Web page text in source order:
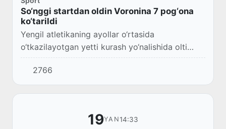
So‘nggi startdan oldin Voronina 7 pog‘ona
ko‘tarildi
Yengil atletikaning ayollar o‘rtasida
o‘tkazilayotgan yetti kurash yo‘nalishida olti
dastur ortda qoldi. Unda Vakilimiz Yekaterina
Voronina ishtirok etmoqda.
2766
19YAN14:33